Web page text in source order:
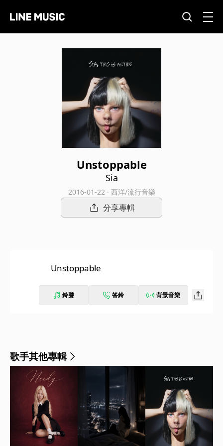
Unstoppable
Sia
2016-01-22 · 西洋/流行音樂
分享專輯
Unstoppable
鈴聲 答鈴 背景音樂
歌手其他專輯